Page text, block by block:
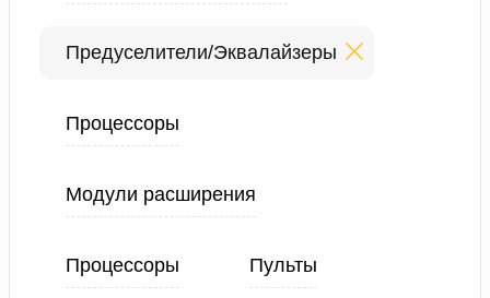
Предуселители/Эквалайзеры
Процессоры
Модули расширения
Процессоры Пульты